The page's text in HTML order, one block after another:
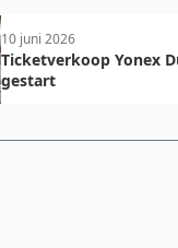
10 juni 2026
Ticketverkoop Yonex
gestart